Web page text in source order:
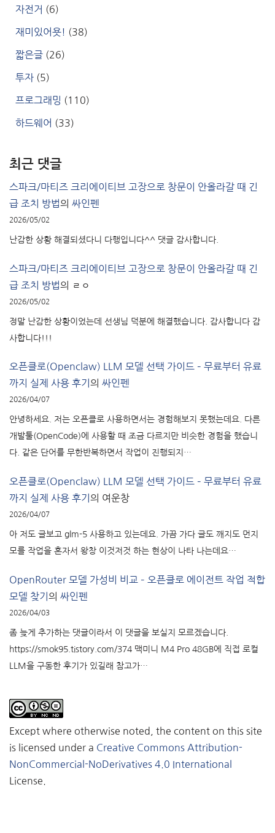
자전거 (6)
재미있어욧! (38)
짧은글 (26)
투자 (5)
프로그래밍 (110)
하드웨어 (33)
최근 댓글
스파크/마티즈 크리에이티브 고장으로 창문이 안올라갈 때 긴
급 조치 방법의 싸인펜
2026/05/02
난감한 상황 해결되셨다니 다행입니다^^ 댓글 감사합니다.
스파크/마티즈 크리에이티브 고장으로 창문이 안올라갈 때 긴
급 조치 방법의 ㄹㅇ
2026/05/02
정말 난감한 상황이었는데 선생님 덕분에 해결했습니다. 감사합니다 감
사합니다!!!
오픈클로(Openclaw) LLM 모델 선택 가이드 – 무료부터 유료
까지 실제 사용 후기 의 싸인펜
2026/04/07
안녕하세요. 저는 오픈클로 사용하면서는 경험해보지 못했는데요. 다른
개발툴(OpenCode)에 사용할 때 조금 다르지만 비슷한 경험을 했습니
다. 같은 단어를 무한반복하면서 작업이 진행되지…
오픈클로(Openclaw) LLM 모델 선택 가이드 – 무료부터 유료
까지 실제 사용 후기 의 여운창
2026/04/07
아 저도 글보고 glm-5 사용하고 있는데요. 가끔 가다 글도 깨지도 먼지
모를 작업을 혼자서 왕창 이것저것 하는 현상이 나타 나는데요…
OpenRouter 모델 가성비 비교 – 오픈클로 에이전트 작업 적합
모델 찾기 의 싸인펜
2026/04/03
좀 늦게 추가하는 댓글이라서 이 댓글을 보실지 모르겠습니다.
https://smok95.tistory.com/374 맥미니 M4 Pro 48GB에 직접 로컬
LLM을 구동한 후기가 있길래 참고가…
Except where otherwise noted, the content on this site
is licensed under a Creative Commons Attribution-
NonCommercial-NoDerivatives 4.0 International
License.